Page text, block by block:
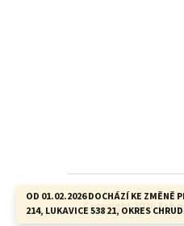
OD 01.02.2026 DOCHÁZÍ KE ZMĚNĚ
214, LUKAVICE 538 21, OKRES
Copyright 2026